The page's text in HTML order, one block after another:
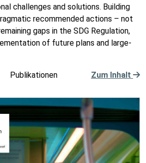
challenges and solutions. Building
recommended actions – not
gaps in the SDG Regulation,
of future plans and large-
Publikationen Zum Inhalt